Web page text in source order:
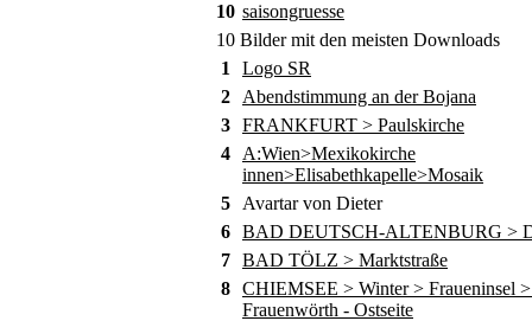
10 saisongruesse
10 Bilder mit den meisten Downloads
1
Logo SR
2
Abendstimmung an der Bojana
3 FRANKFURT > Paulskirche
4
A:Wien>Mexikokirche
innen>Elisabethkapelle>Mosaik
5
Avartar von Dieter
6 BAD DEUTSCH-ALTENBURG >
7 BAD TÖLZ > Marktstraße
8 CHIEMSEE > Winter > Fraueninsel
Frauenwörth - Ostseite